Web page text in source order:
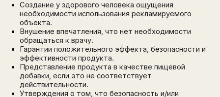
Создание у здорового человека ощущения
необходимости использования рекламируемого
объекта.
Внушение впечатления, что нет необходимости
обращаться к врачу.
Гарантии положительного эффекта, безопасности и
эффективности продукта.
Представление продукта в качестве пищевой
добавки, если это не соответствует
действительности.
Утверждения о том, что безопасность и/или